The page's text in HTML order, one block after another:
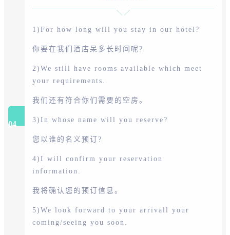
04
1)For how long will you stay in our hotel?
你要在我们酒店呆多长时间呢?
2)We still have rooms available which meet
your requirements.
我们还有符合你们需要的空房。
3)In whose name will you reserve?
您以谁的名义预订?
4)I will confirm your reservation
information.
我将确认您的预订信息。
5)We look forward to your arrivall your
coming/seeing you soon.